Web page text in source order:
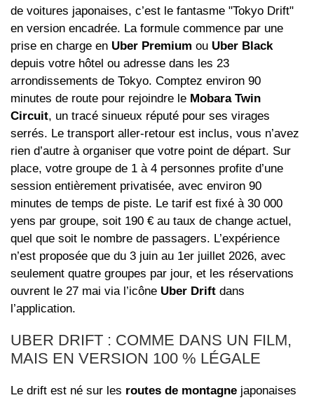
de voitures japonaises, c’est le fantasme "Tokyo Drift"
en version encadrée. La formule commence par une
prise en charge en Uber Premium ou Uber Black
depuis votre hôtel ou adresse dans les 23
arrondissements de Tokyo. Comptez environ 90
minutes de route pour rejoindre le Mobara Twin
Circuit, un tracé sinueux réputé pour ses virages
serrés. Le transport aller‑retour est inclus, vous n’avez
rien d’autre à organiser que votre point de départ. Sur
place, votre groupe de 1 à 4 personnes profite d’une
session entièrement privatisée, avec environ 90
minutes de temps de piste. Le tarif est fixé à 30 000
yens par groupe, soit 190 € au taux de change actuel,
quel que soit le nombre de passagers. L’expérience
n’est proposée que du 3 juin au 1er juillet 2026, avec
seulement quatre groupes par jour, et les réservations
ouvrent le 27 mai via l’icône Uber Drift dans
l’application.
UBER DRIFT : COMME DANS UN FILM,
MAIS EN VERSION 100 % LÉGALE
Le drift est né sur les routes de montagne japonaises